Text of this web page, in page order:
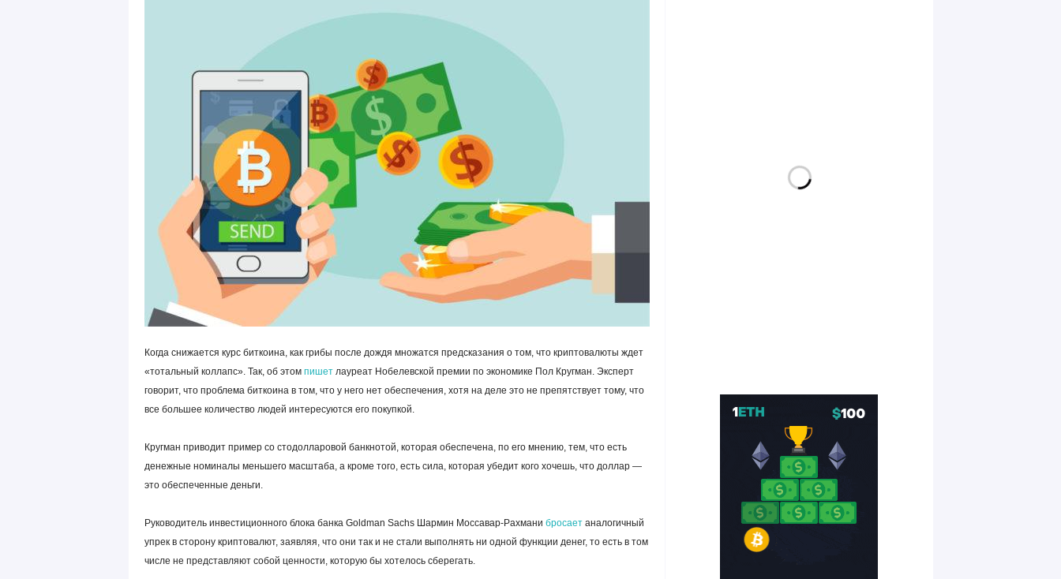
Когда снижается курс биткоина, как грибы после дождя множатся предсказания о том, что криптовалюты ждет
«тотальный коллапс». Так, об этом пишетлауреат Нобелевской премии по экономике Пол Кругман. Эксперт
говорит, что проблема биткоина в том, что у него нет обеспечения, хотя на деле это не препятствует тому, что
все большее количество людей интересуются его покупкой.
Кругман приводит пример со стодолларовой банкнотой, которая обеспечена, по его мнению, тем, что есть
денежные номиналы меньшего масштаба, а кроме того, есть сила, которая убедит кого хочешь, что доллар —
это обеспеченные деньги.
Руководитель инвестиционного блока банка Goldman Sachs Шармин Моссавар-Рахмани бросаетаналогичный
упрек в сторону криптовалют, заявляя, что они так и не стали выполнять ни одной функции денег, то есть в том
числе не представляют собой ценности, которую бы хотелось сберегать.